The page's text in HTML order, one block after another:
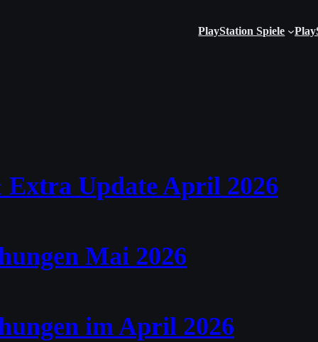
PlayStation Spiele
Update April 2026
Mai 2026
im April 2026